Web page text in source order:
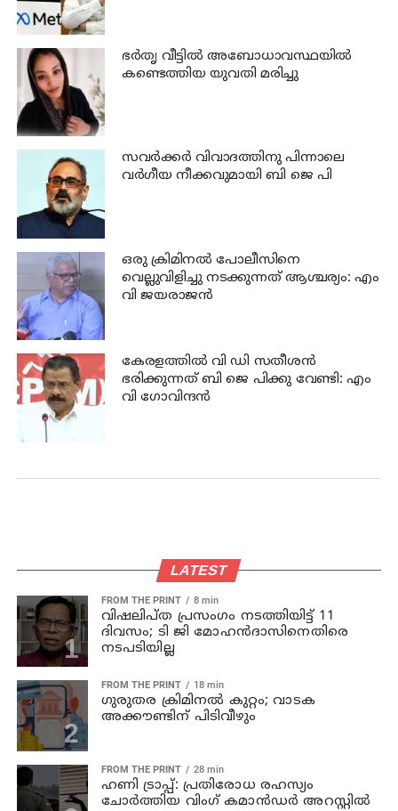
ഭര്‍തൃ വീട്ടില്‍ അബോധാവസ്ഥയില്‍
കണ്ടെത്തിയ യുവതി മരിച്ചു
സവര്‍ക്കര്‍ വിവാദത്തിനു പിന്നാലെ
വര്‍ഗീയ നീക്കവുമായി ബി ജെ പി
ഒരു ക്രിമിനല്‍ പോലീസിനെ
വെല്ലുവിളിച്ചു നടക്കുന്നത് ആശ്ചര്യം: എം
വി ജയരാജന്‍
കേരളത്തില്‍ വി ഡി സതീശന്‍
ഭരിക്കുന്നത് ബി ജെ പിക്കു വേണ്ടി: എം
വി ഗോവിന്ദന്‍
LATEST
FROM THE PRINT 8 min
വിഷലിപ്ത പ്രസംഗം നടത്തിയിട്ട് 11
ദിവസം; ടി ജി മോഹൻദാസിനെതിരെ
നടപടിയില്ല
FROM THE PRINT 18 min
ഗുരുതര ക്രിമിനൽ കുറ്റം; വാടക
അക്കൗണ്ടിന് പിടിവീഴും
FROM THE PRINT 28 min
ഹണി ട്രാപ്പ്: പ്രതിരോധ രഹസ്യം
ചോർത്തിയ വിംഗ് കമാൻഡർ അറസ്റ്റിൽ